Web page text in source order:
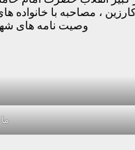
، مصاحبه با
وصیت نامه های